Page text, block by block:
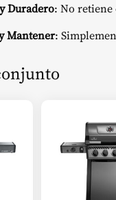
Duradero: No
Mantener: